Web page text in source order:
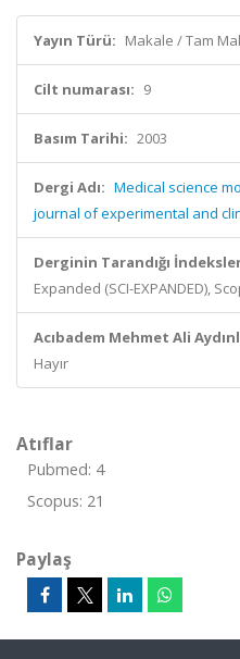
Yayın Türü: Makale / Tam
Cilt numarası: 9
Basım Tarihi: 2003
Dergi Adı: Medical science
journal of experimental and
Derginin Tarandığı
Expanded (SCI-EXPANDED),
Acıbadem Mehmet Ali
Hayır
Atıflar
Pubmed: 4
Scopus: 21
Paylaş